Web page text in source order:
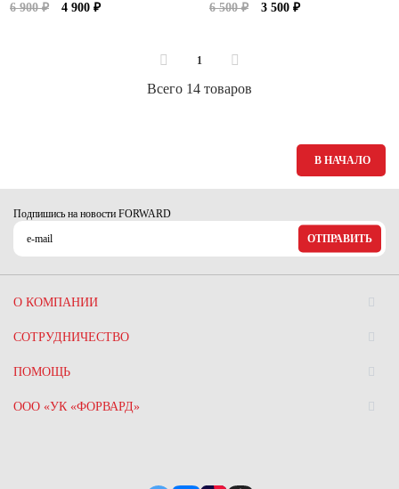
6 900 ₽
4 900 ₽
6 500 ₽
3 500 ₽
1
Всего 14 товаров
В НАЧАЛО
Подпишись на новости FORWARD
ОТПРАВИТЬ
О КОМПАНИИ
СОТРУДНИЧЕСТВО
ПОМОЩЬ
ООО «УК «ФОРВАРД»